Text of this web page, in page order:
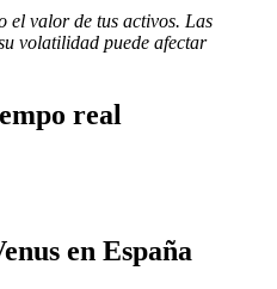
el valor de tus activos. Las
volatilidad puede afectar
real
en España